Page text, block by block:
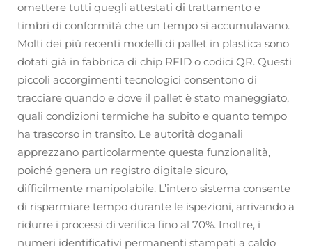
omettere tutti quegli attestati di trattamento e
timbri di conformità che un tempo si accumulavano.
Molti dei più recenti modelli di pallet in plastica sono
dotati già in fabbrica di chip RFID o codici QR. Questi
piccoli accorgimenti tecnologici consentono di
tracciare quando e dove il pallet è stato maneggiato,
quali condizioni termiche ha subito e quanto tempo
ha trascorso in transito. Le autorità doganali
apprezzano particolarmente questa funzionalità,
poiché genera un registro digitale sicuro,
difficilmente manipolabile. L’intero sistema consente
di risparmiare tempo durante le ispezioni, arrivando a
ridurre i processi di verifica fino al 70%. Inoltre, i
numeri identificativi permanenti stampati a caldo